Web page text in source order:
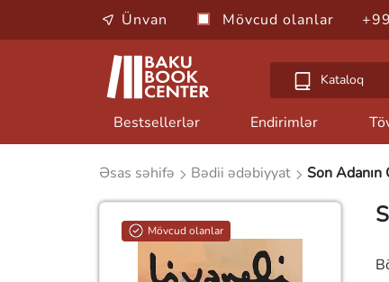
Ünvan Mövcud olanlar
Kataloq
Bestsellerlər Endirimlər
Əsas səhifə Bədii ədəbiyyat Son Adanın
Mövcud olanlar